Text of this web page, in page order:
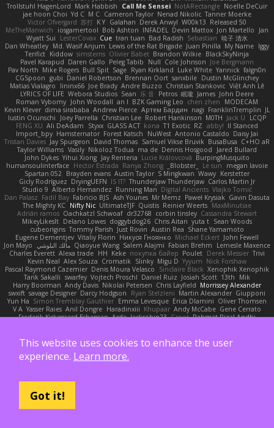
Trollstuhl HagenLord Mark Habbish Call Me Sensei NotARectangle Noelle DeCuir
jae hoon Choi Yd C M C Cameron Taylor Nenad Nikolic Tanner Moerke
Victor Ofvergard 苏打 K Y Galahan Derek Anwyl W00k13 Released 50
MeTheManwich
iosgamertool Bob Ashton INFADEL Devin Mattox Jon Martello
Jan
Wyatt Sui
LesterCovax Cue tran tuan Bad Radish Sebastian 暁子 清水
Dan Wheatley Md. Wasif Anjum Lewis of the Rat Brigade Juan Pinilla My Name Iggy
Terifict Kiddow simsterns Olivier Babet Brandon Wilkie BlackSkyNinja
Pavel Karapud Daren Gallo Peleg Tabib Null Cole Johnson Joe Bergmann
Pav North Mike Rogers Bull Spit Sage Ryan Kirkland Luke White Yannick falgn0n
CGSpoon gubi Daniel Robertson Brennan Oort sanxbile Dustin McGlinchey
Matias Vialagro
lininx66 Joe Brady Andre Buzzo Christian Stankovic Việt Anh Lê
LYRICS OF LIFE Webora Studios Sean 乐 音 Petros 眠瓏 James John Deere
Roman Vyborny John Woodall an l BZK Gaming Leo chen zhen
MODECAM
Kevin Klever dima sirababa Andrew Pierce Артем Бардин nagi FranklinTremplin JL
Iustin Ocunschi
Joey Parrella Christian Lee Robert Hankinson M0TH Jack Ü
LCQP
FENG XU Ali DeAdam Styxx GLASS ACT kona T1 Exotic RZ abby! ll Stanced
Import_bpy Hamsternator Forest Katsch NuWest Antonio Castaldo Daisy Jai
Tristan Davies Jay Spurgeon David Thomas Samuel Vikse Bruvik BusaBusa C+HO aR
Taylor Williams Vasily Nikoloz Todua ma de Dennis Hosgood
Jared Bullard
John Dykes Yihui Xiong Jay Renteria Lucie Královcová BurpingMusquito
humansoulinterface Hector Estrada Ranya Zhong _Blobster_ Le sun
megan lavoie
Spartan 052 Brayden evans Austin Taylor S Mingkwan Wawy Kerstetter
Gicly Rodríguez DryingUEFN IS IT? Thunderjaw Thunderjaw Carlos Martin Jr
Studio 9 Alberto Hernandez Running Man Digital Ancients Vlajko Tomić
Dan Palasz Fadil Bay Fabricio BJS Ash Younes Mr Memz Paweł Krysiak Gavin Dasuta
The Mighty KC Nifty Nic UltimateTJF Quistis Reinier Weerts MaxMinutiae
Adrián ramos Oachkatzl Schwoaf dr32768 corbin tinsley Cassandra Stewart
MikeyLikesIt Delano Lowes doggybdog26 Chris Aitan yuta t Sean Woods
cubeorigins Tommy Parish Just Rovin Austin Rea Shane Yamamoto
Eugene Dementjev Vitaliy Florin Никуся Гноянко Michael Eckert John Fewell
Jon Mayo مالك البلوشي Qiaoyue Wang Salem Alajmi Fabian Brehm
Lemesle Maxence
Charles Everett Alexa trade HH Keke покупка байер Poulet Derek Messier Trivi
Kevin Neal Alex Souza Cromatik Slinky Migu D Yyyum Nick Forshaw
Pascal Raymond Cazemier Denis Moura Velasco Sinclaire Black Xenophik Xenophik
Tarik Sakalli swarfey Vojtech Proschl Daniel Ruiz Josiah Scott 13th
Mik
Harry Boorman Andy Davis Nikolai Petersen Chris Layfield Morrissey Alexander
swxift savage Designer Darcy Hodgson Ryan Stelzleni Martin Alexander Giupponi
Yun Ha Simon Tremblay Gauthier Emma Levesque Erica Dlamini Oliver Thomsen
V A Yasser Raies Anil Dongre Haradinxiii Khupaar Andy McCabe Gene Cerrato
Frederik Kirkegaard Esbensen Arda Jackrobin23 Groot Rahmat Rizal Andhi
Peter Pietlasky Michael Buttaro Jackt Aero Jacqueline Valero Steve mcbees
Amberlie Rodriguez Uranus Peregrine kokuragari CJ Duguay
Ivan
Assima Dauletbek
ツキ ミ Adam NinjaSubRosa
felipe zucoli
FrantaBOT edwin Zhou
Sofiya Ibragimova
This website uses cookies to enhance the user
experience. Learn more.
Got it!